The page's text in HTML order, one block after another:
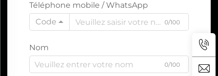
Téléphone mobile / WhatsApp
Code
0/100
Nom
0/100